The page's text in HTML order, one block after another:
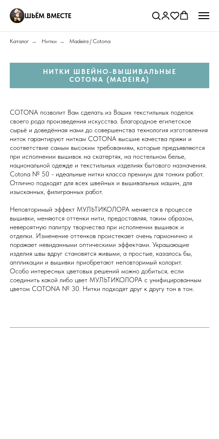
ШЬЁМ ВМЕСТЕ
Каталог → Нитки → Madeira / Cotona
НИТКИ ШВЕЙНО-ВЫШИВАЛЬНЫЕ
COTONA (MADEIRA)
COТONA позволит Вам сделать из Ваших текстильных поделок
своего рода произведения искусства. Благородное египетское
сырьё и доведённая нами до совершенства технология изготовления
ниток гарантируют ниткам COТONA высшие качества пряжи и
соответствие самым высоким требованиям, которые предъявляются
при исполнении вышивок на скатертях, на постельном белье,
национальной одежде и текстильных изделиях бытового назначения.
Cotona № 50 - идеальные нитки класса премиум для тонких работ.
Отлично подходят для всех швейных и вышивальных машин, для
изысканных, филигранных работ.
Неповторимый эффект МУЛЬТИКОЛОРА меняется в процессе
вышивки, меняются оттенки нити, предоставляя, таким образом,
невероятную палитру творчества при исполнении вышивок и
отделки. Изменение оттенков проистекает очень гармонично и
поражает невиданными оптическими эффектами. Украшающие
изделия швы вдруг становятся живыми, а простые, казалось бы,
аппликации и вышивки приобретают неповторимый колорит.
Особо интересных цветовых решений можно добиться, если
соединить какой либо цвет МУЛЬТИКОЛОРА с унифицированным
цветом COTONA № 30. Нитки подходят друг к другу тон в тон.